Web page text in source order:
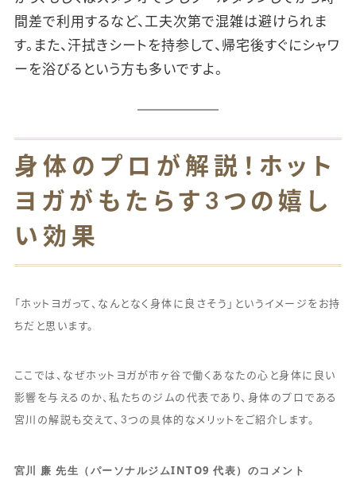
間差で利用するなど、工夫次第で混雑は避けられま
す。また、汗拭きシートを持参して、帰宅後すぐにシャワ
ーを浴びるという方も多いですよ。
身体のプロが解説！ホット
ヨガがもたらす3つの嬉し
い効果
「ホットヨガって、なんとなく身体に良さそう」というイメージをお持
ちだと思います。
ここでは、なぜホットヨガが市ヶ谷で働くあなたの心と身体に良い
影響を与えるのか、私たちのジムの代表であり、身体のプロである
宮川の解説も交えて、3つの具体的なメリットをご紹介します。
宮川 廉 先生（パーソナルジムINTO9 代表）のコメント